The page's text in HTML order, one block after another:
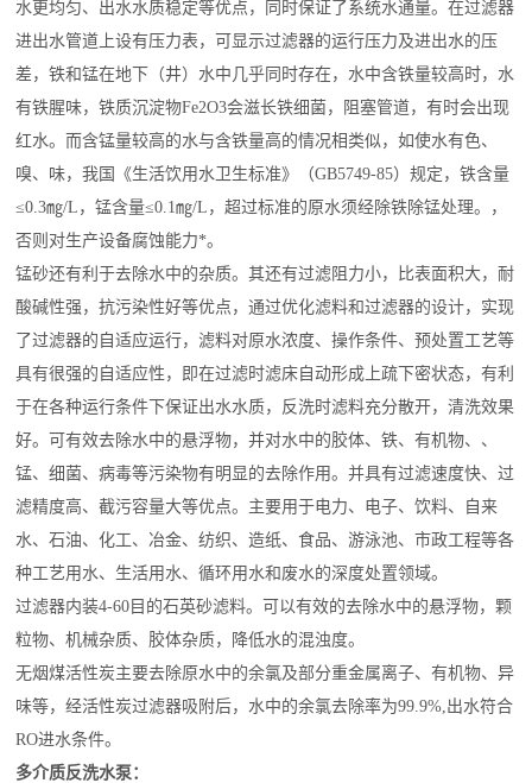
水更均匀、出水水质稳定等优点，同时保证了系统水通量。在过滤器
进出水管道上设有压力表，可显示过滤器的运行压力及进出水的压
差，铁和锰在地下（井）水中几乎同时存在，水中含铁量较高时，水
有铁腥味，铁质沉淀物Fe2O3会滋长铁细菌，阻塞管道，有时会出现
红水。而含锰量较高的水与含铁量高的情况相类似，如使水有色、
嗅、味，我国《生活饮用水卫生标准》（GB5749-85）规定，铁含量
≤0.3㎎/L，锰含量≤0.1㎎/L，超过标准的原水须经除铁除锰处理。，
否则对生产设备腐蚀能力*。
锰砂还有利于去除水中的杂质。其还有过滤阻力小，比表面积大，耐
酸碱性强，抗污染性好等优点，通过优化滤料和过滤器的设计，实现
了过滤器的自适应运行，滤料对原水浓度、操作条件、预处置工艺等
具有很强的自适应性，即在过滤时滤床自动形成上疏下密状态，有利
于在各种运行条件下保证出水水质，反洗时滤料充分散开，清洗效果
好。可有效去除水中的悬浮物，并对水中的胶体、铁、有机物、、
锰、细菌、病毒等污染物有明显的去除作用。并具有过滤速度快、过
滤精度高、截污容量大等优点。主要用于电力、电子、饮料、自来
水、石油、化工、冶金、纺织、造纸、食品、游泳池、市政工程等各
种工艺用水、生活用水、循环用水和废水的深度处置领域。
过滤器内装4-60目的石英砂滤料。可以有效的去除水中的悬浮物，颗
粒物、机械杂质、胶体杂质，降低水的混浊度。
无烟煤活性炭主要去除原水中的余氯及部分重金属离子、有机物、异
味等，经活性炭过滤器吸附后，水中的余氯去除率为99.9%,出水符合
RO进水条件。
多介质反洗水泵：